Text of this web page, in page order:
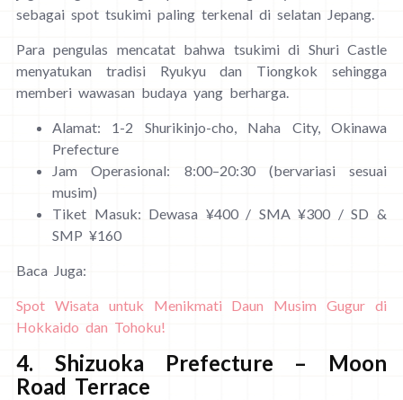
sebagai spot tsukimi paling terkenal di selatan Jepang.
Para pengulas mencatat bahwa tsukimi di Shuri Castle
menyatukan tradisi Ryukyu dan Tiongkok sehingga
memberi wawasan budaya yang berharga.
Alamat: 1-2 Shurikinjo-cho, Naha City, Okinawa
Prefecture
Jam Operasional: 8:00–20:30 (bervariasi sesuai
musim)
Tiket Masuk: Dewasa ¥400 / SMA ¥300 / SD &
SMP ¥160
Baca Juga:
Spot Wisata untuk Menikmati Daun Musim Gugur di
Hokkaido dan Tohoku!
4. Shizuoka Prefecture – Moon
Road Terrace